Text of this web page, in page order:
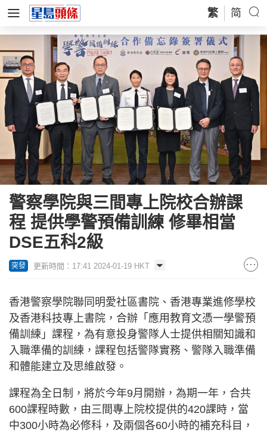
繁 简
警察學院與三間專上院校合辦課
程 提供學警預備訓練 修畢相當
DSE五科2級
突發 更新時間：17:41 2024-01-19 HKT
香港警察學院聯同明愛社區書院、香港專業進修學校
及香港科技專上書院，合辦「應用教育文憑一學警預
備訓練」課程，為有意投身警隊人士提供相關知識和
入職準備的訓練，課程包括警隊實務、警隊入職準備
和體能建立及思維啟發。
課程為全日制，將於今年9月開辦，為期一年，合共
600課程時數，由三間專上院校提供的420課時，當
中300小時為必修科，及兩個各60小時的補充科目，